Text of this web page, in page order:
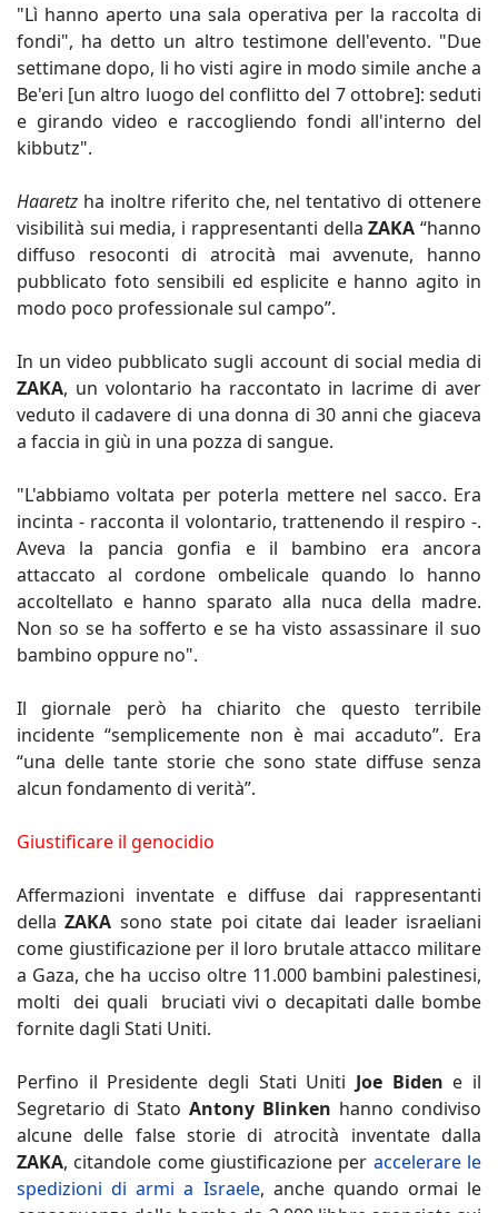
"Lì hanno aperto una sala operativa per la raccolta di
fondi", ha detto un altro testimone dell'evento. "Due
settimane dopo, li ho visti agire in modo simile anche a
Be'eri [un altro luogo del conflitto del 7 ottobre]: seduti
e girando video e raccogliendo fondi all'interno del
kibbutz".
Haaretz ha inoltre riferito che, nel tentativo di ottenere
visibilità sui media, i rappresentanti dellaZAKA “hanno
diffuso resoconti di atrocità mai avvenute, hanno
pubblicato foto sensibili ed esplicite e hanno agito in
modo poco professionale sul campo”.
In un video pubblicato sugli account di social media di
ZAKA, un volontario ha raccontato in lacrime di aver
veduto il cadavere di una donna di 30 anni che giaceva
a faccia in giù in una pozza di sangue.
"L'abbiamo voltata per poterla mettere nel sacco. Era
incinta - racconta il volontario, trattenendo il respiro -.
Aveva la pancia gonfia e il bambino era ancora
attaccato al cordone ombelicale quando lo hanno
accoltellato e hanno sparato alla nuca della madre.
Non so se ha sofferto e se ha visto assassinare il suo
bambino oppure no".
Il giornale però ha chiarito che questo terribile
incidente “semplicemente non è mai accaduto”. Era
“una delle tante storie che sono state diffuse senza
alcun fondamento di verità”.
Giustificare il genocidio
Affermazioni inventate e diffuse dai rappresentanti
dellaZAKA sono state poi citate dai leader israeliani
come giustificazione per il loro brutale attacco militare
a Gaza, che ha ucciso oltre 11.000 bambini palestinesi,
molti dei quali bruciati vivi o decapitati dalle bombe
fornite dagli Stati Uniti.
Perfino il Presidente degli Stati Uniti Joe Biden e il
Segretario di Stato Antony Blinken hanno condiviso
alcune delle false storie di atrocità inventate dalla
ZAKA, citandole come giustificazione per accelerare le
spedizioni di armi a Israele, anche quando ormai le